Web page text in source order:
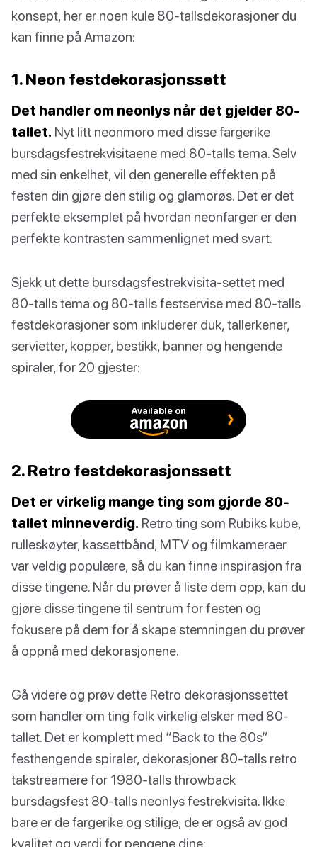
konsept, her er noen kule 80-tallsdekorasjoner du
kan finne på Amazon:
1. Neon festdekorasjonssett
Det handler om neonlys når det gjelder 80-
tallet. Nyt litt neonmoro med disse fargerike
bursdagsfestrekvisitaene med 80-talls tema. Selv
med sin enkelhet, vil den generelle effekten på
festen din gjøre den stilig og glamorøs. Det er det
perfekte eksemplet på hvordan neonfarger er den
perfekte kontrasten sammenlignet med svart.
Sjekk ut dette bursdagsfestrekvisita-settet med
80-talls tema og 80-talls festservise med 80-talls
festdekorasjoner som inkluderer duk, tallerkener,
servietter, kopper, bestikk, banner og hengende
spiraler, for 20 gjester:
Available on
2. Retro festdekorasjonssett
Det er virkelig mange ting som gjorde 80-
tallet minneverdig. Retro ting som Rubiks kube,
rulleskøyter, kassettbånd, MTV og filmkameraer
var veldig populære, så du kan finne inspirasjon fra
disse tingene. Når du prøver å liste dem opp, kan du
gjøre disse tingene til sentrum for festen og
fokusere på dem for å skape stemningen du prøver
å oppnå med dekorasjonene.
Gå videre og prøv dette Retro dekorasjonssettet
som handler om ting folk virkelig elsker med 80-
tallet. Det er komplett med “Back to the 80s”
festhengende spiraler, dekorasjoner 80-talls retro
takstreamere for 1980-talls throwback
bursdagsfest 80-talls neonlys festrekvisita. Ikke
bare er de fargerike og stilige, de er også av god
kvalitet og verdi for pengene dine: